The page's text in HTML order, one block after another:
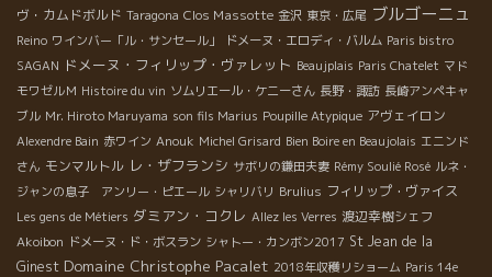
ヴ・カムドボルド Taragona Clos Massotte 金沢 東京・広尾 ブルゴーニュ
Reino ワインバー「ル・サンセール」 ドメーヌ・エロディ・バルム Paris bistro
SAGAN ドメーヌ・フィリップ・ヴァレット Beaujplais Paris Chatelet マド
モワゼルＭ Histoire du vin ソムリエール・ケニーさん 長野・諏訪 長崎アンペキャ
ブル Mr. Hiroto Maruyama son fils Marius Poupille Atypique アヴェイロン
Alexendre Bain 赤ワイン Anouk Michel Grisard Bien Boire en Beaujolais エニンド
さん モンマルトル レ・ザフランシ サボリの鎌田夫妻 Rémy Soulié Rosé ルネ・
ジャンの息子 アンリー・ピエール シャリバリ Brulius フィリップ・ヴァイス
Les gens de Métiers ダミアン・コクレ Allez les Verres 渡辺幸樹シェフ
Akoibon ドメーヌ・ド・ボスラン シャトー・カンボン2017 St Jean de la
Ginest Domaine Christophe Pacalet 2018年収穫リショーム Paris 14e